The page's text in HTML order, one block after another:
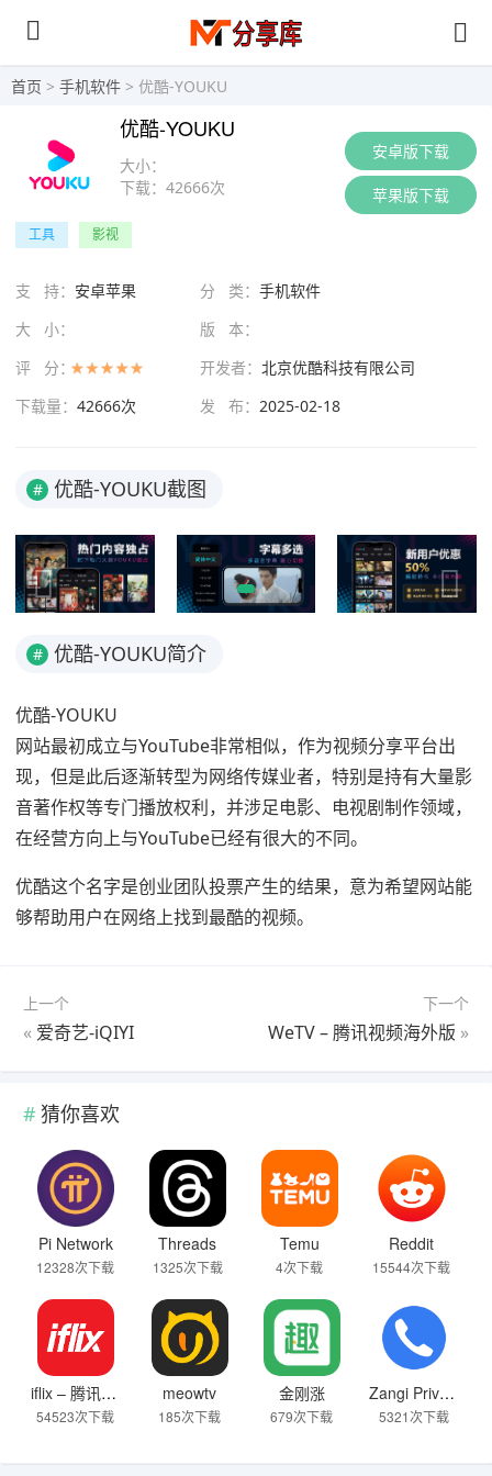
首页 > 手机软件 > 优酷-YOUKU
安卓版下载
苹果版下载
大小：
下载： 42666次
优酷-YOUKU
工具 影视
支 持： 安卓苹果 分 类： 手机软件
大 小：
版 本：
评 分：
开发者： 北京优酷科技有限公司
下载量： 42666次 发 布： 2025-02-18
# 优酷-YOUKU截图
# 优酷-YOUKU简介
优酷-YOUKU
网站最初成立与YouTube非常相似，作为视频分享平台出
现，但是此后逐渐转型为网络传媒业者，特别是持有大量影
音著作权等专门播放权利，并涉足电影、电视剧制作领域，
在经营方向上与YouTube已经有很大的不同。
优酷这个名字是创业团队投票产生的结果，意为希望网站能
够帮助用户在网络上找到最酷的视频。
上一个
« 爱奇艺-iQIYI
下一个
WeTV – 腾讯视频海外版 »
猜你喜欢
Pi Network
12328次下载
Threads
1325次下载
Temu
4次下载
Reddit
15544次下载
iflix – 腾讯视频海外版
54523次下载
meowtv
185次下载
金刚涨
679次下载
Zangi Private Messenger
5321次下载